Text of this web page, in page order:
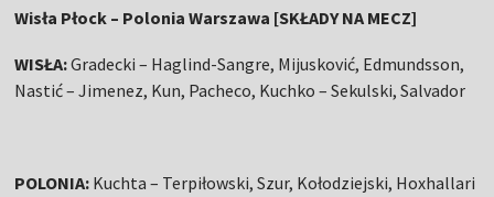
Wisła Płock – Polonia Warszawa [SKŁADY NA MECZ]
WISŁA:Gradecki – Haglind-Sangre, Mijusković, Edmundsson,
Nastić – Jimenez, Kun, Pacheco, Kuchko – Sekulski, Salvador
POLONIA: Kuchta – Terpiłowski, Szur, Kołodziejski, Hoxhallari